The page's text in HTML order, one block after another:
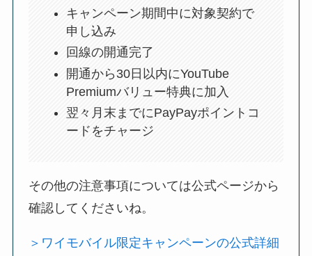
キャンペーン期間中に対象契約で
申し込み
回線の開通完了
開通から30日以内にYouTube
Premiumバリュー特典に加入
翌々月末までにPayPayポイントコ
ードをチャージ
その他の注意事項については公式ページから
確認してくださいね。
＞ワイモバイル限定キャンペーンの公式詳細